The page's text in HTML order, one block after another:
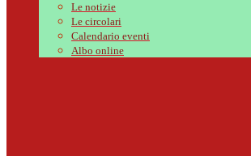
Le notizie
Le circolari
Calendario eventi
Albo online